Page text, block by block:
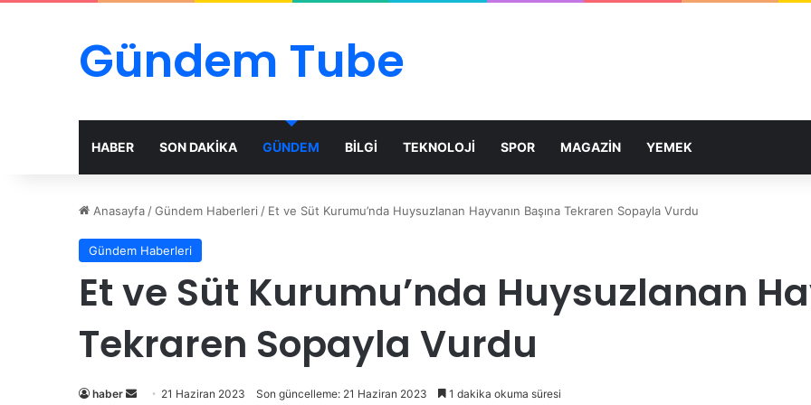
Gündem Tube
HABER SON DAKİKA GÜNDEM BİLGİ TEKNOLOJİ SPOR MAGAZİN YEMEK
Anasayfa /Gündem Haberleri / Et ve Süt Kurumu’nda Huysuzlanan Hayvanın Başına Tekraren Sopayla Vurdu
Gündem Haberleri
Et ve Süt Kurumu’nda Huysuzlanan
Tekraren Sopayla Vurdu
haber
Bir
21 Haziran 2023 Son güncelleme: 21 Haziran 2023 1 dakika okuma süresi